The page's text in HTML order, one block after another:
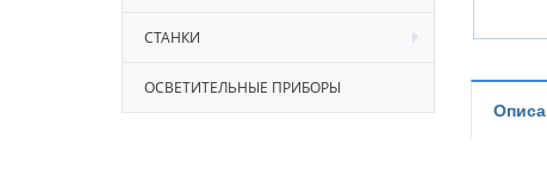
СТАНКИ
ОСВЕТИТЕЛЬНЫЕ ПРИБОРЫ